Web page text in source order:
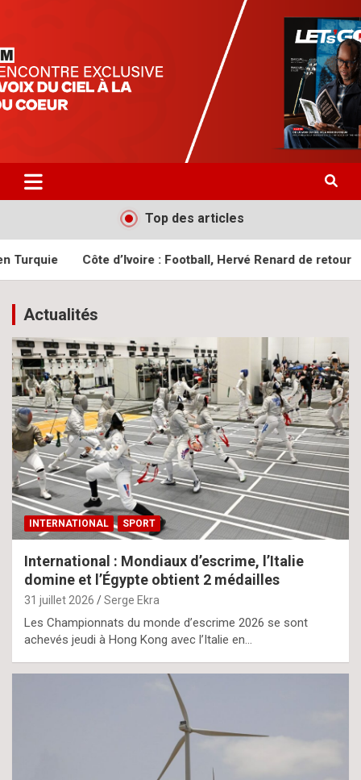
letsgomedia-ci.com
Top des articles
Côte d’Ivoire : Football, Hervé Renard de retour
Actualités
INTERNATIONAL SPORT
International : Mondiaux d’escrime, l’Italie
domine et l’Égypte obtient 2 médailles
31 juillet 2026 Serge Ekra
Les Championnats du monde d’escrime 2026 se sont
achevés jeudi à Hong Kong avec l’Italie en…